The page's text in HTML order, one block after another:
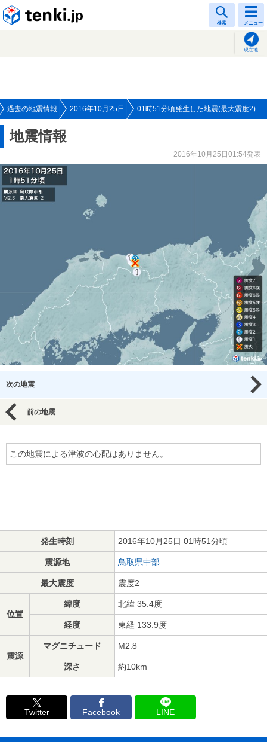
検索 メニュー
現在地
過去の地震情報 2016年10月25日 01時51分頃発生した地震(最大震度2)
地震情報
2016年10月25日01:54発表
次の地震
前の地震
この地震による津波の心配はありません。
発生時刻 2016年10月25日 01時51分頃
震源地 鳥取県中部
最大震度 震度2
位置
緯度 北緯 35.4度
経度 東経 133.9度
震源
マグニチュード M2.8
深さ 約10km
Twitter Facebook LINE